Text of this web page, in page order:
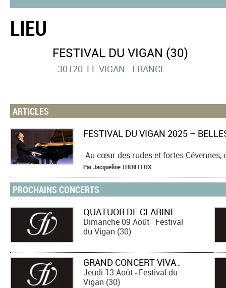
LIEU
FESTIVAL DU VIGAN (30)
30120 LE VIGAN FRANCE
ARTICLES
Au cœur des rudes et fortes Cévennes,
ParJacquelineTHUILLEUX
PROCHAINS CONCERTS
Dimanche 09 Août - Festival
du Vigan (30)
Jeudi 13 Août - Festival du
Vigan (30)